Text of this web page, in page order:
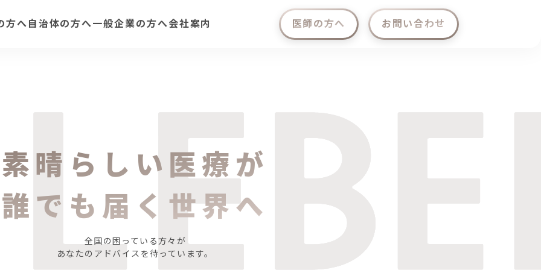
方へ 自治体の方へ一般企業の方へ会社案内 医師の方へ お問い合わせ
素晴らしい医療が
誰でも届く世界へ
全国の困っている方々が
あなたのアドバイスを待っています。